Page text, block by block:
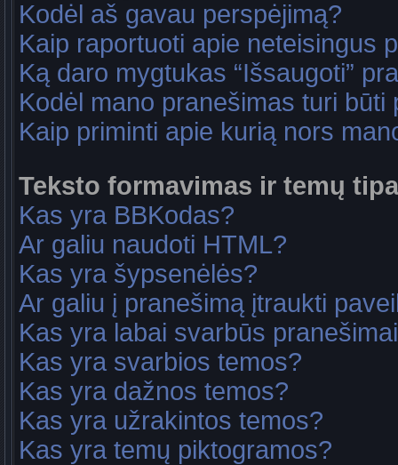
Kodėl aš gavau perspėjimą?
Kaip raportuoti apie neteisingus
Ką daro mygtukas “Išsaugoti”
Kodėl mano pranešimas turi būti
Kaip priminti apie kurią nors
Teksto formavimas ir temų
Kas yra BBKodas?
Ar galiu naudoti HTML?
Kas yra šypsenėlės?
Ar galiu į pranešimą įtraukti
Kas yra labai svarbūs
Kas yra svarbios temos?
Kas yra dažnos temos?
Kas yra užrakintos temos?
Kas yra temų piktogramos?